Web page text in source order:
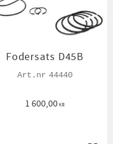
Fodersats D45B
44440
1 600,00KR